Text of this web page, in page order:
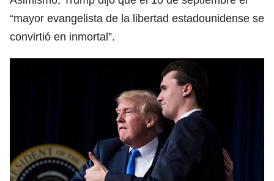
“mayor evangelista de la libertad estadounidense se
convirtió en inmortal”.